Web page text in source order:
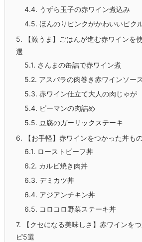
4.4. うずら玉子の赤ワイン煮込み
4.5. ほんのりピンクがかわいいピク
5. 【激うま】ごはんが進む赤ワインを
選
5.1. さんまの缶詰で赤ワイン煮
5.2. アスパラの肉巻き赤ワインソー
5.3. 赤ワイン仕立て大人の肉じゃが
5.4. ピーマンの肉詰め
5.5. 豆腐のガーリックステーキ
6. 【お手軽】赤ワインをつかった丼も
6.1. ローストビーフ丼
6.2. カルビ焼き肉丼
6.3. デミカツ丼
6.4. アジアンチキン丼
6.5. コロコロ野菜ステーキ丼
7. 【クセになる美味しさ】赤ワインを
ピ5選